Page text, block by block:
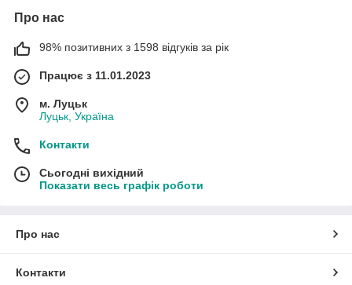
Про нас
98% позитивних з 1598 відгуків за рік
Працює з 11.01.2023
м. Луцьк
Луцьк, Україна
Контакти
Сьогодні вихідний
Показати весь графік роботи
Про нас
Контакти